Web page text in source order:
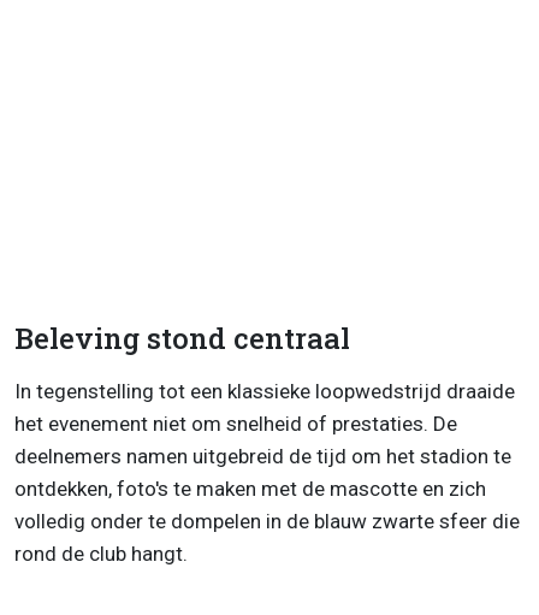
Beleving stond centraal
In tegenstelling tot een klassieke loopwedstrijd draaide
het evenement niet om snelheid of prestaties. De
deelnemers namen uitgebreid de tijd om het stadion te
ontdekken, foto's te maken met de mascotte en zich
volledig onder te dompelen in de blauw zwarte sfeer die
rond de club hangt.